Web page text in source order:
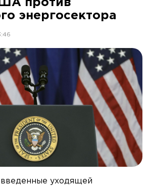
против
энергосектора
уходящей